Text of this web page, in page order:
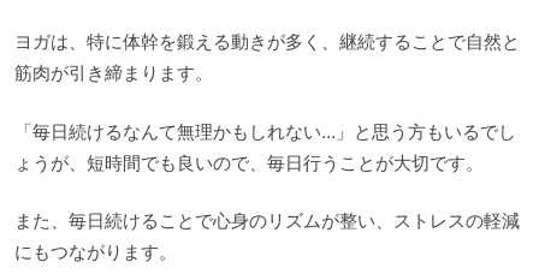
ヨガは、特に体幹を鍛える動きが多く、継続することで自然と
筋肉が引き締まります。
「毎日続けるなんて無理かもしれない…」と思う方もいるでし
ょうが、短時間でも良いので、毎日行うことが大切です。
また、毎日続けることで心身のリズムが整い、ストレスの軽減
にもつながります。